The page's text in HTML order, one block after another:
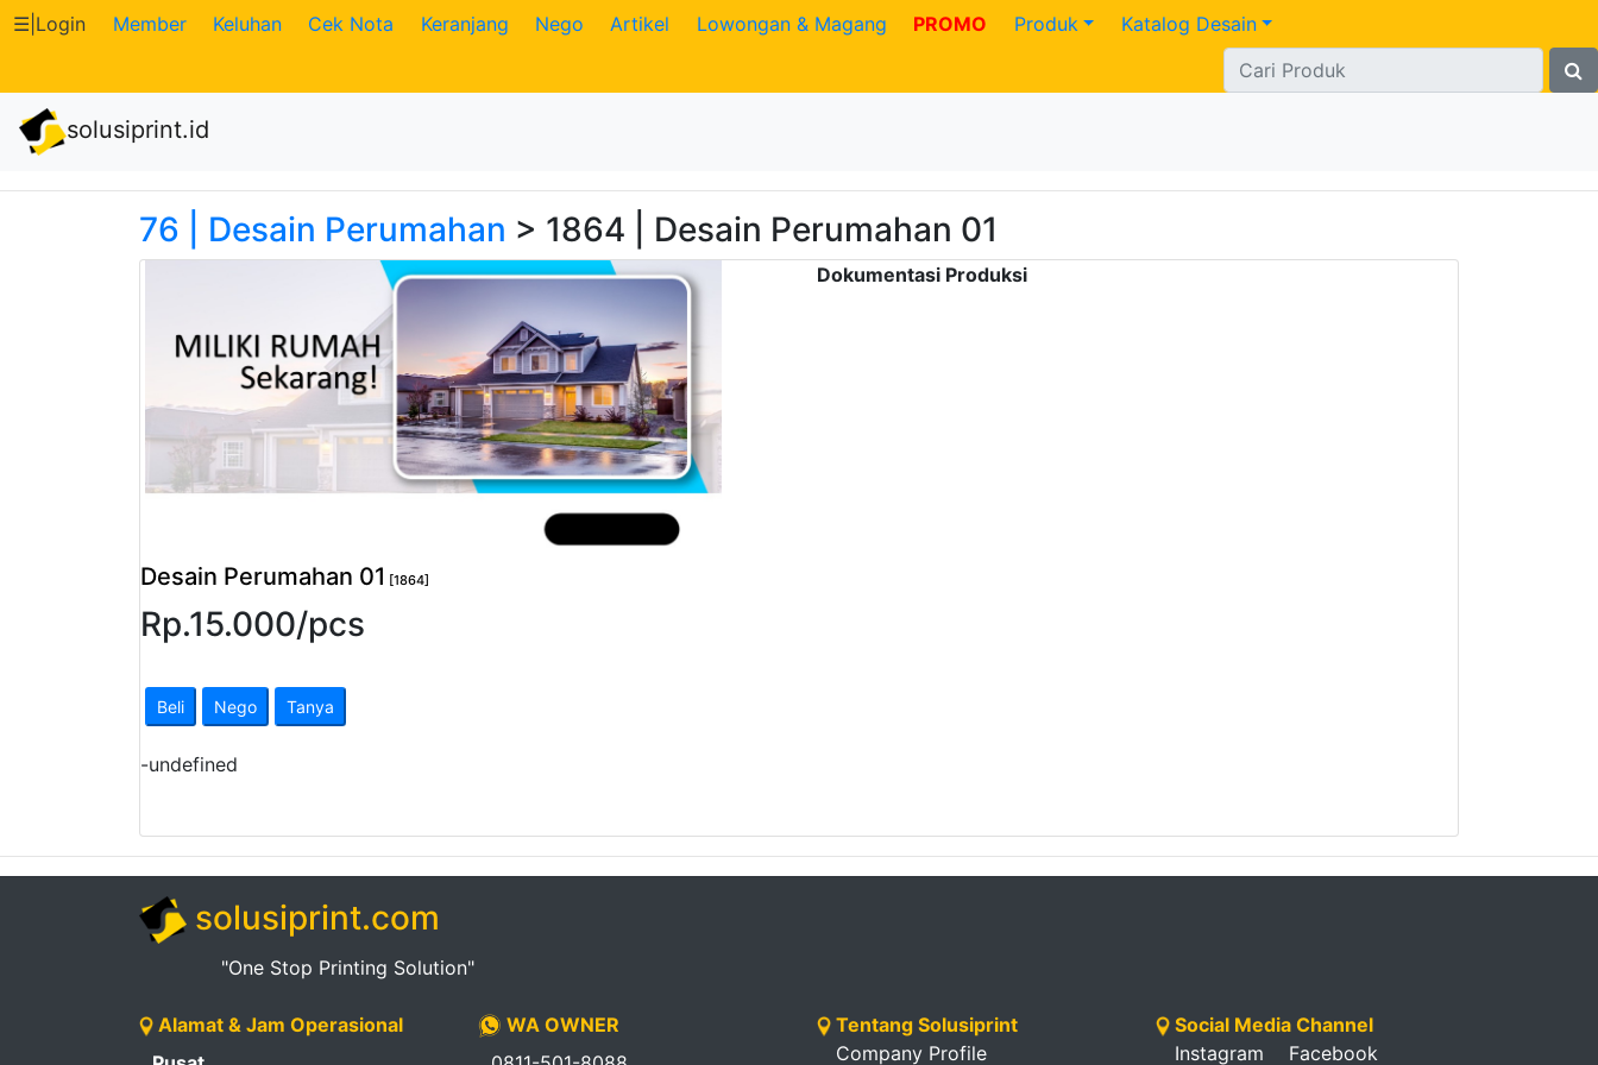
Katalog
Produk
Petugas
Riwayat
Pembayaran
Password
☰ Login Member Keluhan Cek Nota Keranjang Nego Artikel Lowongan & Magang PROMO Produk Katalog Desain
solusiprint.id
76 | Desain Perumahan > 1864 | Desain Perumahan 01
Desain Perumahan 01 [1864]
Rp.15.000/pcs
Beli Nego Tanya
-undefined
Dokumentasi Produksi
solusiprint.com
"One Stop Printing Solution"
Alamat & Jam Operasional
WA OWNER
Tentang Solusiprint
Company Profile
Social Media Channel
Instagram
Facebook